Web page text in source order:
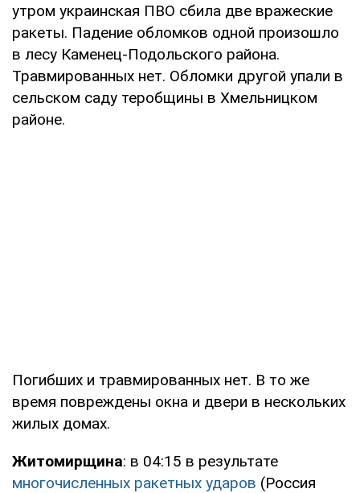
утром украинская ПВО сбила две вражеские
ракеты. Падение обломков одной произошло
в лесу Каменец-Подольского района.
Травмированных нет. Обломки другой упали в
сельском саду теробщины в Хмельницком
районе.
Погибших и травмированных нет. В то же
время повреждены окна и двери в нескольких
жилых домах.
Житомирщина: в 04:15 в результате
многочисленных ракетных ударов (Россия